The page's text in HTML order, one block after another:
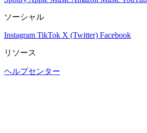
ソーシャル
Instagram TikTok X (Twitter) Facebook
リソース
ヘルプセンター